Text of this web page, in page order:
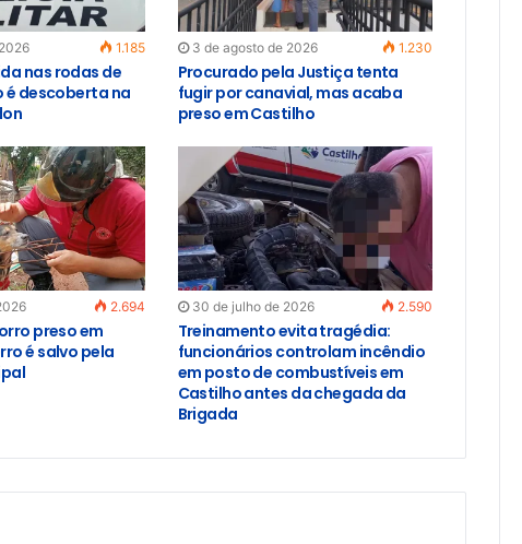
1.185
nas rodas de
é descoberta na
3 de agosto de 2026 1.230
Procurado pela Justiça tenta
fugir por canavial, mas acaba
preso em Castilho
2.694
preso em
é salvo pela
30 de julho de 2026 2.590
Treinamento evita tragédia:
funcionários controlam incêndio
em posto de combustíveis em
Castilho antes da chegada da
Brigada